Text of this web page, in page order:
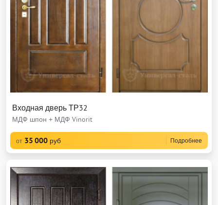
Входная дверь ТР32
МДФ шпон + МДФ Vinorit
от 35 000 руб Подробнее